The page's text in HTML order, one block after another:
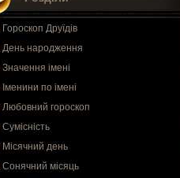
Гороскоп Друїдів
День народження
Значення імені
Іменини по імені
Любовний гороскоп
Сумісність
Місячний день
Сонячний місяць